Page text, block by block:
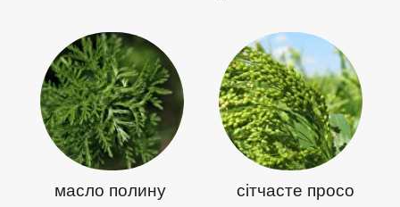
масло полину сітчасте просо